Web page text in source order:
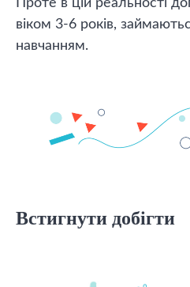
Проте в цій реальності
віком 3-6 років,
навчанням.
Встигнути добігти